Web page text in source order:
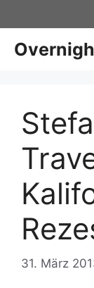
Inhalt
springen
31. März